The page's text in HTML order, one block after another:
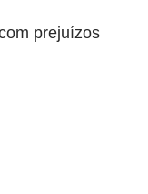
prejuízos